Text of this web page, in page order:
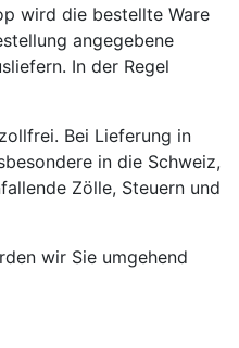
wird die bestellte Ware
angegebene
In der Regel
Bei Lieferung in
in die Schweiz,
Zölle, Steuern und
wir Sie umgehend